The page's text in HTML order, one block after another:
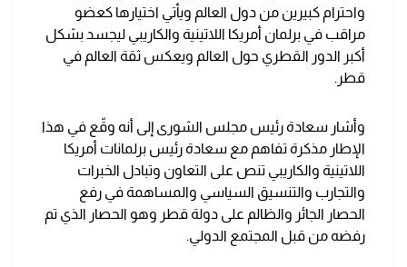
واحترام كبيرين من دول العالم ويأتي اختيارها كعضو
مراقب في برلمان أمريكا اللاتينية والكاريبي ليجسد بشكل
أكبر الدور القطري حول العالم ويعكس ثقة العالم في
قطر.
وأشار سعادة رئيس مجلس الشورى إلى أنه وقّع في هذا
الإطار مذكرة تفاهم مع سعادة رئيس برلمانات أمريكا
اللاتينية والكاريبي تنص على التعاون وتبادل الخبرات
والتجارب والتنسيق السياسي والمساهمة في رفع
الحصار الجائر والظالم على دولة قطر وهو الحصار الذي تم
رفضه من قبل المجتمع الدولي.